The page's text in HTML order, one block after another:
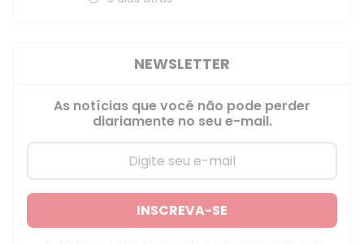
NEWSLETTER
As notícias que você não pode perder
diariamente no seu e-mail.
INSCREVA-SE